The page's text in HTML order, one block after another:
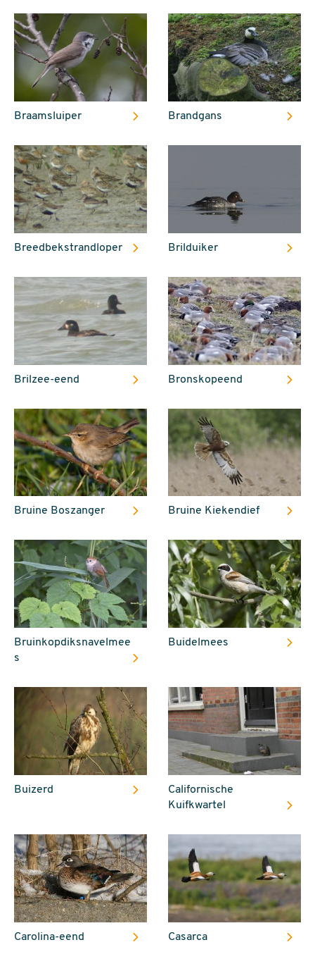
Braamsluiper Brandgans
Breedbekstrandloper Brilduiker
Brilzee-eend Bronskopeend
Bruine Boszanger Bruine Kiekendief
Bruinkopdiksnavelmee
s
Buidelmees
Buizerd
Californische
Kuifkwartel
Carolina-eend Casarca